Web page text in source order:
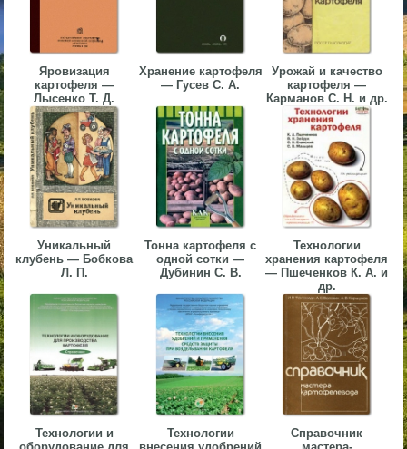
Яровизация
картофеля —
Лысенко Т. Д.
Хранение картофеля
— Гусев С. А.
Урожай и качество
картофеля —
Карманов С. Н. и др.
Уникальный
клубень — Бобкова
Л. П.
Тонна картофеля с
одной сотки —
Дубинин С. В.
Технологии
хранения картофеля
— Пшеченков К. А. и
др.
Технологии и
Технологии
Справочник
▼
▼